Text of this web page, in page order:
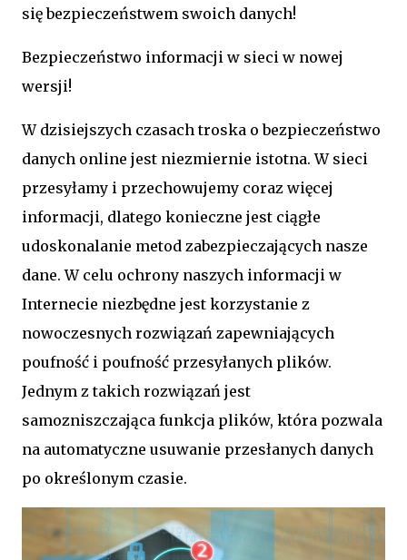
się bezpieczeństwem swoich danych!
Bezpieczeństwo informacji w sieci w nowej
wersji!
W dzisiejszych czasach troska o bezpieczeństwo
danych online jest niezmiernie istotna. W sieci
przesyłamy i przechowujemy coraz więcej
informacji, dlatego konieczne jest ciągłe
udoskonalanie metod zabezpieczających nasze
dane. W celu ochrony naszych informacji w
Internecie niezbędne jest korzystanie z
nowoczesnych rozwiązań zapewniających
poufność i poufność przesyłanych plików.
Jednym z takich rozwiązań jest
samozniszczająca funkcja plików, która pozwala
na automatyczne usuwanie przesłanych danych
po określonym czasie.